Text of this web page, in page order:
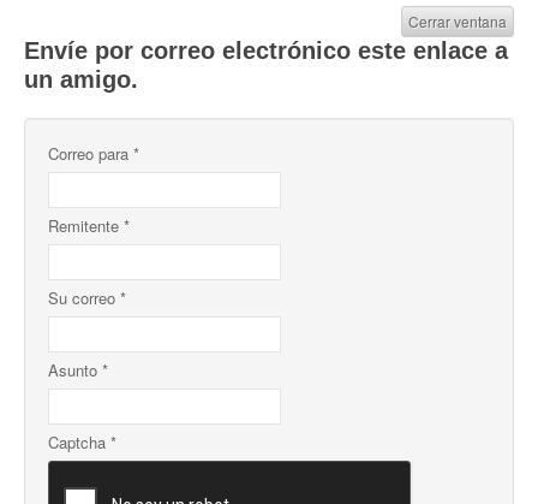
Envíe por correo electrónico este enlace a
un amigo.
Cerrar ventana
Correo para *
Remitente *
Su correo *
Asunto *
Captcha *